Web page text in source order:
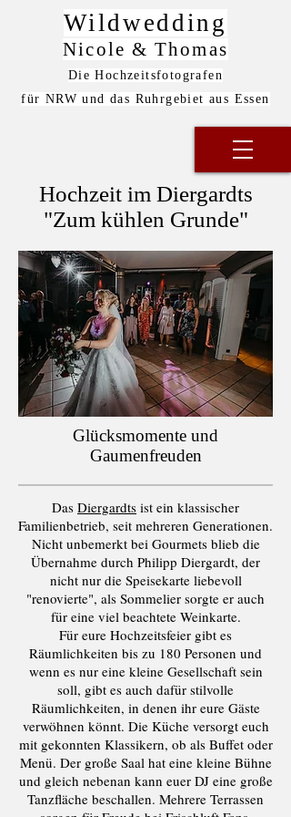
Wildwedding
Nicole & Thomas
Die Hochzeitsfotografen
für NRW und das Ruhrgebiet aus Essen
Hochzeit im Diergardts
"Zum kühlen Grunde"
Glücksmomente und
Gaumenfreuden
Das Diergardts ist ein klassischer
Familienbetrieb, seit mehreren Generationen.
Nicht unbemerkt bei Gourmets blieb die
Übernahme durch Philipp Diergardt, der
nicht nur die Speisekarte liebevoll
"renovierte", als Sommelier sorgte er auch
für eine viel beachtete Weinkarte.
Für eure Hochzeitsfeier gibt es
Räumlichkeiten bis zu 180 Personen und
wenn es nur eine kleine Gesellschaft sein
soll, gibt es auch dafür stilvolle
Räumlichkeiten, in denen ihr eure Gäste
verwöhnen könnt. Die Küche versorgt euch
mit gekonnten Klassikern, ob als Buffet oder
Menü. Der große Saal hat eine kleine Bühne
und gleich nebenan kann euer DJ eine große
Tanzfläche beschallen. Mehrere Terrassen